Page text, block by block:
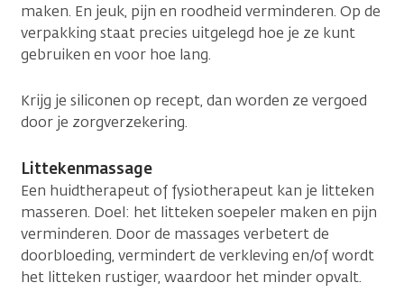
maken. En jeuk, pijn en roodheid verminderen. Op de
verpakking staat precies uitgelegd hoe je ze kunt
gebruiken en voor hoe lang.
Krijg je siliconen op recept, dan worden ze vergoed
door je zorgverzekering.
Littekenmassage
Een huidtherapeut of fysiotherapeut kan je litteken
masseren. Doel: het litteken soepeler maken en pijn
verminderen. Door de massages verbetert de
doorbloeding, vermindert de verkleving en/of wordt
het litteken rustiger, waardoor het minder opvalt.